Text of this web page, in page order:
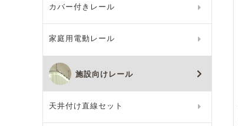
カバー付きレール
家庭用電動レール
施設向けレール
天井付け直線セット